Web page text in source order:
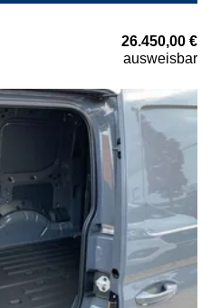
26.450,00 €
ausweisbar